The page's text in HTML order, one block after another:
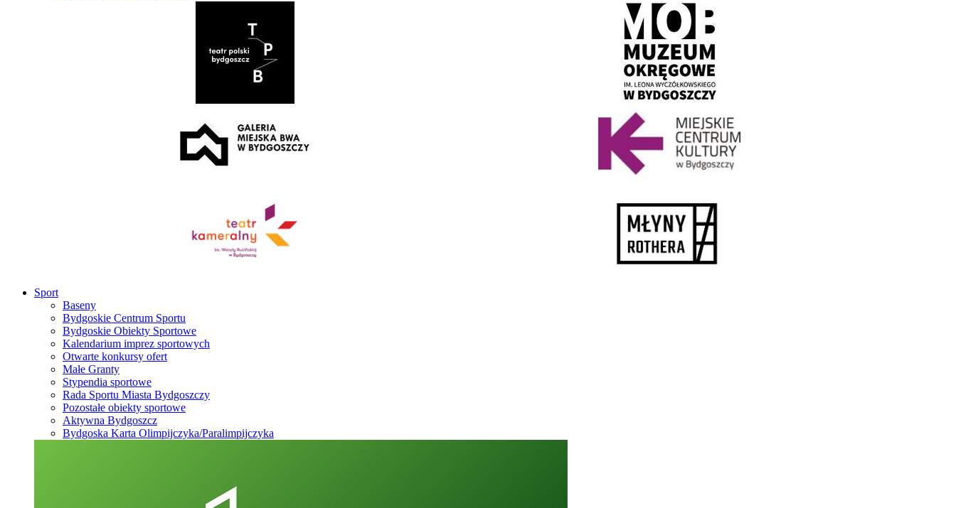
Sport
Baseny
Bydgoskie Centrum Sportu
Bydgoskie Obiekty Sportowe
Kalendarium imprez sportowych
Otwarte konkursy ofert
Małe Granty
Stypendia sportowe
Rada Sportu Miasta Bydgoszczy
Pozostałe obiekty sportowe
Aktywna Bydgoszcz
Bydgoska Karta Olimpijczyka/Paralimpijczyka